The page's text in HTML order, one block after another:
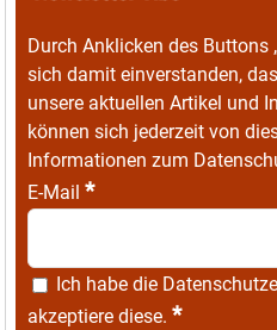
Durch Anklicken des Buttons
sich damit einverstanden,
unsere aktuellen Artikel und
können sich jederzeit von
Informationen zum
E-Mail *
Ich habe die
akzeptiere diese. *